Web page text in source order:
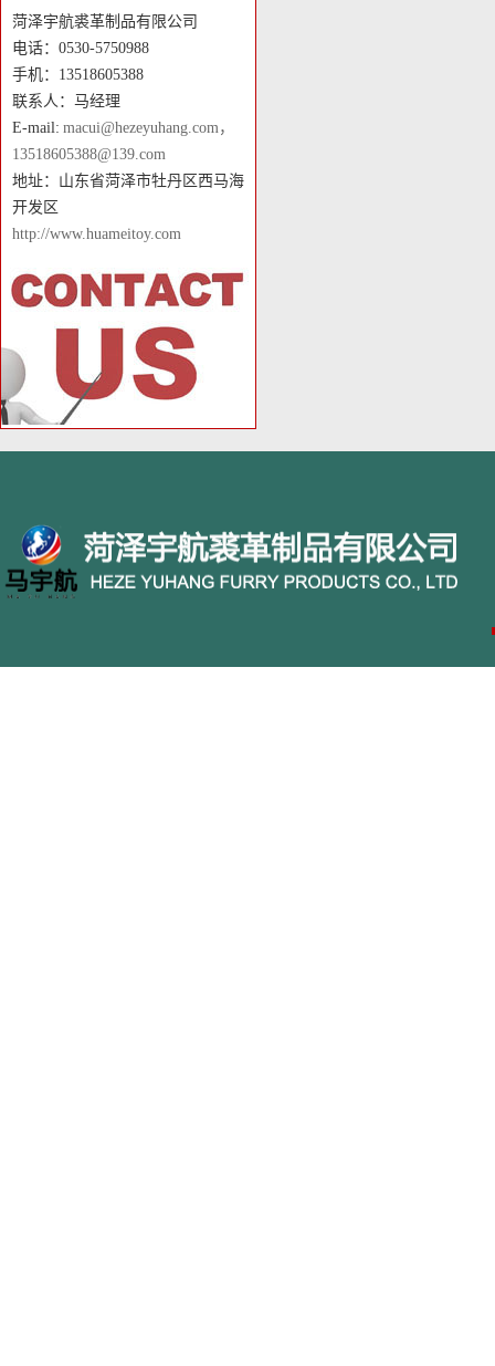
菏泽宇航裘革制品有限公司
电话：0530-5750988
手机：13518605388
联系人：马经理
E-mail: macui@hezeyuhang.com，
13518605388@139.com
地址：山东省菏泽市牡丹区西马海
开发区
http://www.huameitoy.com